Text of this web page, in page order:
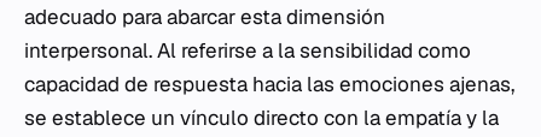
adecuado para abarcar esta dimensión
interpersonal. Al referirse a la sensibilidad como
capacidad de respuesta hacia las emociones ajenas,
se establece un vínculo directo con la empatía y la